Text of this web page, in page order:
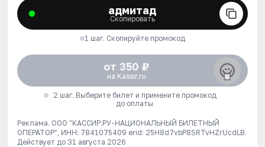
адмитад
Скопировать
1 шаг. Скопируйте промокод
от 350 ₽
на Kassir.ru
2 шаг. Выберите билет и примените промокод
до оплаты
Реклама. ООО "КАССИР.РУ-НАЦИОНАЛЬНЫЙ БИЛЕТНЫЙ
ОПЕРАТОР", ИНН: 7841075409 erid: 25H8d7vbP8SRTvHZrUcdLB.
Действует до 31 августа 2026